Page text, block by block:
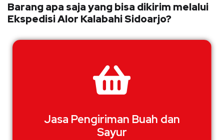
Barang apa saja yang bisa dikirim melalui
Ekspedisi Alor Kalabahi Sidoarjo?
Jasa Pengiriman Buah dan
Sayur